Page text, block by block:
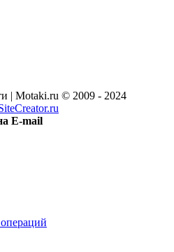
| Motaki.ru © 2009 - 2024
E-mail